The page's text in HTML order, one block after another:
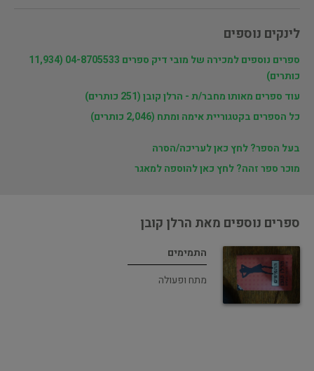
לינקים נוספים
ספרים נוספים למכירה של מובי דיק ספרים 04-8705533 (11,934
כותרים)
עוד ספרים מאותו מחבר/ת - הרלן קובן (251 כותרים)
כל הספרים בקטגוריית אימה ומתח (2,046 כותרים)
בעל הספר? לחץ כאן לעריכה/הסרה
מוכר ספר זהה? לחץ כאן להוספה למאגר
ספרים נוספים מאת הרלן קובן
התמימים
מתח ופעולה